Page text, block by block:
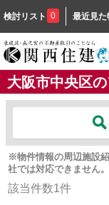
検討リスト 0 最近見た
大阪市中央区
※物件情報の周辺施設
社では対応できません。
該当件数1件